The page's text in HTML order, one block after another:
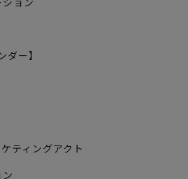
ダー】
ティングアクト